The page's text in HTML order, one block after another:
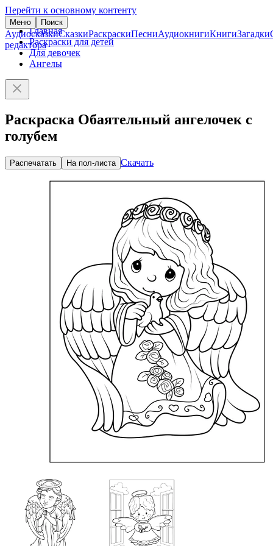
Перейти к основному контенту
Меню Поиск
АудиосказкиСказкиРаскраскиПесниАудиокнигиКнигиЗагадки
редактора
Главная
Раскраски для детей
Для девочек
Ангелы
Раскраска Обаятельный ангелочек с
голубем
Распечатать На пол-листа Скачать